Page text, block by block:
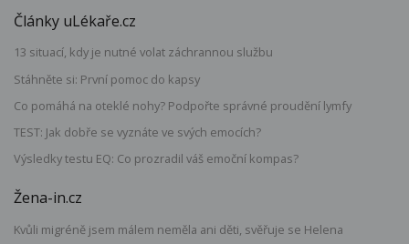
Články uLékaře.cz
13 situací, kdy je nutné volat záchrannou službu
Stáhněte si: První pomoc do kapsy
Co pomáhá na oteklé nohy? Podpořte správné proudění lymfy
TEST: Jak dobře se vyznáte ve svých emocích?
Výsledky testu EQ: Co prozradil váš emoční kompas?
Žena-in.cz
Kvůli migréně jsem málem neměla ani děti, svěřuje se Helena